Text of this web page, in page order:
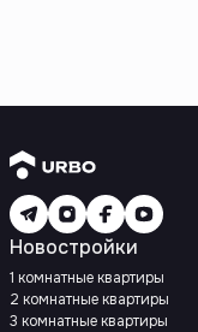
Новостройки
1 комнатные квартиры
2 комнатные квартиры
3 комнатные квартиры